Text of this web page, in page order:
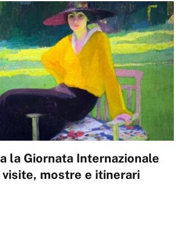
la Giornata Internazionale
mostre e itinerari